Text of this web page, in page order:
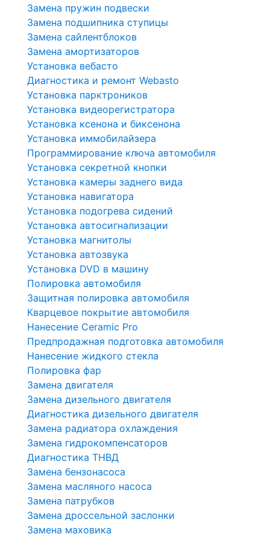
Замена пружин подвески
Замена подшипника ступицы
Замена сайлентблоков
Замена амортизаторов
Установка вебасто
Диагностика и ремонт Webasto
Установка парктроников
Установка видеорегистратора
Установка ксенона и биксенона
Установка иммобилайзера
Программирование ключа автомобиля
Установка секретной кнопки
Установка камеры заднего вида
Установка навигатора
Установка подогрева сидений
Установка автосигнализации
Установка магнитолы
Установка автозвука
Установка DVD в машину
Полировка автомобиля
Защитная полировка автомобиля
Кварцевое покрытие автомобиля
Нанесение Ceramic Pro
Предпродажная подготовка автомобиля
Нанесение жидкого стекла
Полировка фар
Замена двигателя
Замена дизельного двигателя
Диагностика дизельного двигателя
Замена радиатора охлаждения
Замена гидрокомпенсаторов
Диагностика ТНВД
Замена бензонасоса
Замена масляного насоса
Замена патрубков
Замена дроссельной заслонки
Замена маховика